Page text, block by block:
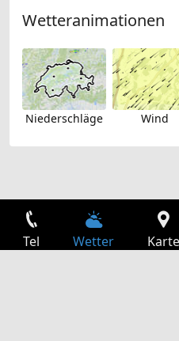
Wetteranimationen
Niederschläge Wind
Tel Wetter Karte